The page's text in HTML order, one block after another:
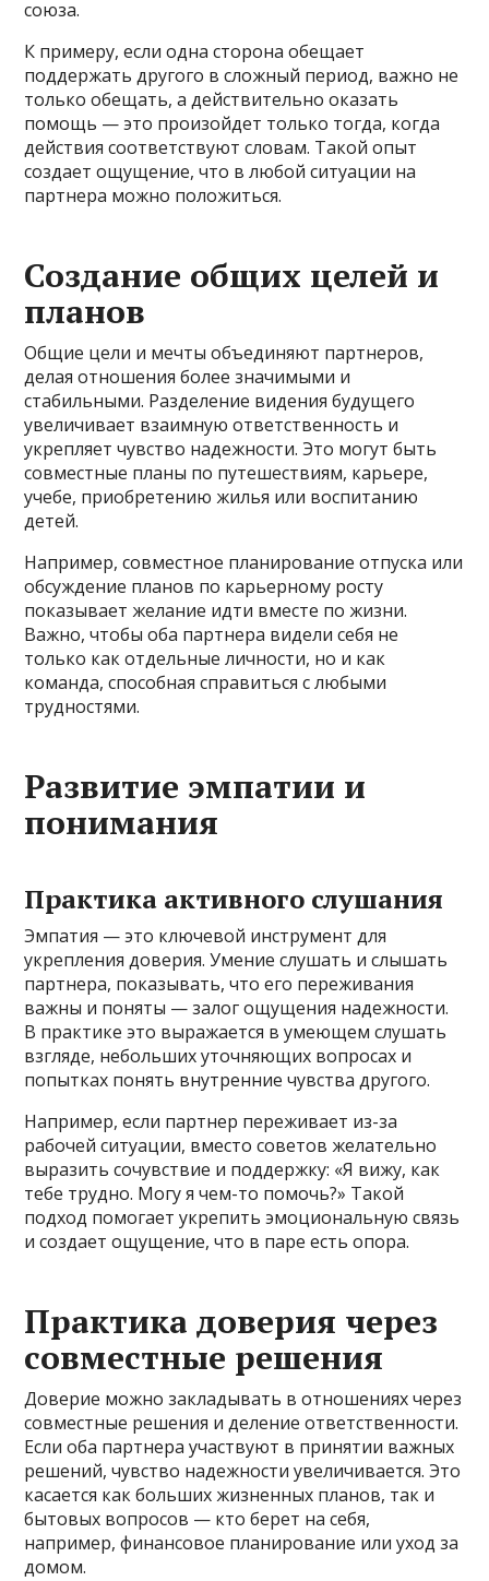
союза.
К примеру, если одна сторона обещает
поддержать другого в сложный период, важно не
только обещать, а действительно оказать
помощь — это произойдет только тогда, когда
действия соответствуют словам. Такой опыт
создает ощущение, что в любой ситуации на
партнера можно положиться.
Создание общих целей и
планов
Общие цели и мечты объединяют партнеров,
делая отношения более значимыми и
стабильными. Разделение видения будущего
увеличивает взаимную ответственность и
укрепляет чувство надежности. Это могут быть
совместные планы по путешествиям, карьере,
учебе, приобретению жилья или воспитанию
детей.
Например, совместное планирование отпуска или
обсуждение планов по карьерному росту
показывает желание идти вместе по жизни.
Важно, чтобы оба партнера видели себя не
только как отдельные личности, но и как
команда, способная справиться с любыми
трудностями.
Развитие эмпатии и
понимания
Практика активного слушания
Эмпатия — это ключевой инструмент для
укрепления доверия. Умение слушать и слышать
партнера, показывать, что его переживания
важны и поняты — залог ощущения надежности.
В практике это выражается в умеющем слушать
взгляде, небольших уточняющих вопросах и
попытках понять внутренние чувства другого.
Например, если партнер переживает из-за
рабочей ситуации, вместо советов желательно
выразить сочувствие и поддержку: «Я вижу, как
тебе трудно. Могу я чем-то помочь?» Такой
подход помогает укрепить эмоциональную связь
и создает ощущение, что в паре есть опора.
Практика доверия через
совместные решения
Доверие можно закладывать в отношениях через
совместные решения и деление ответственности.
Если оба партнера участвуют в принятии важных
решений, чувство надежности увеличивается. Это
касается как больших жизненных планов, так и
бытовых вопросов — кто берет на себя,
например, финансовое планирование или уход за
домом.